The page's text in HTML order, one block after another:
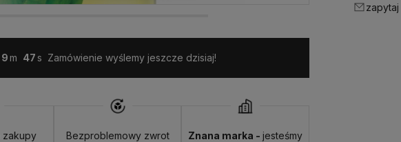
9 46 Zamówienie wyślemy jeszcze dzisiaj!
zakupy
Bezproblemowy zwrot
Znana marka -jesteśmy